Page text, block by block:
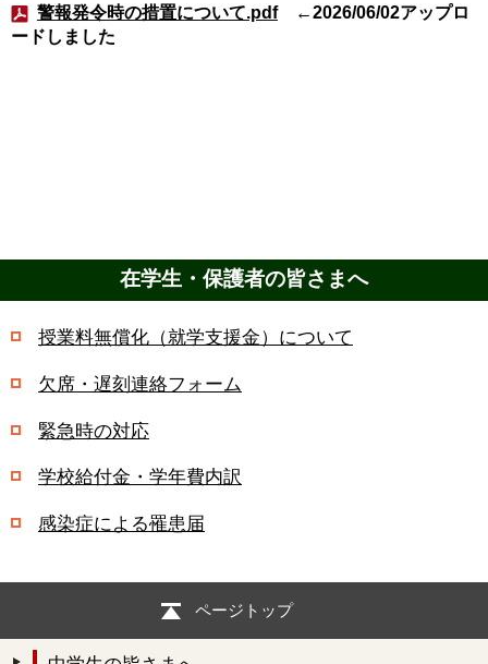
警報発令時の措置について.pdf←2026/06/02アップロ
ードしました
在学生・保護者の皆さまへ
授業料無償化（就学支援金）について
欠席・遅刻連絡フォーム
緊急時の対応
学校給付金・学年費内訳
感染症による罹患届
ページトップ